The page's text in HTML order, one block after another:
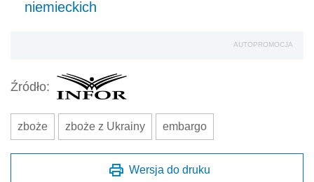
niemieckich
AUTOPROMOCJA
Źródło:
zboże zboże z Ukrainy embargo
Wersja do druku